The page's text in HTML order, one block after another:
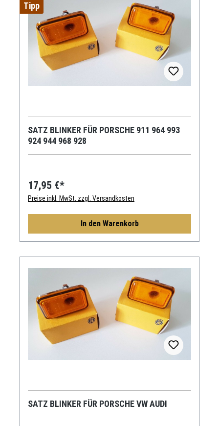
Tipp
SATZ BLINKER FÜR PORSCHE 911 964 993
924 944 968 928
17,95 €*
Preise inkl. MwSt. zzgl. Versandkosten
In den Warenkorb
SATZ BLINKER FÜR PORSCHE VW AUDI